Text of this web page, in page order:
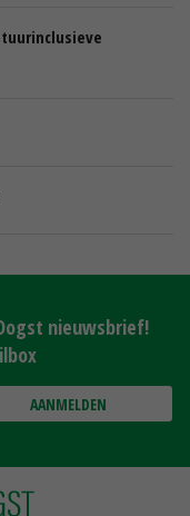
nieuwsbrief!
AANMELDEN